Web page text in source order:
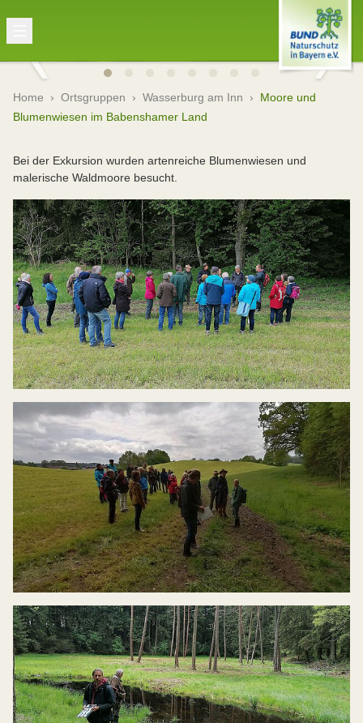
Home › Ortsgruppen › Wasserburg am Inn › Moore und
Blumenwiesen im Babenshamer Land
Bei der Exkursion wurden artenreiche Blumenwiesen und
malerische Waldmoore besucht.